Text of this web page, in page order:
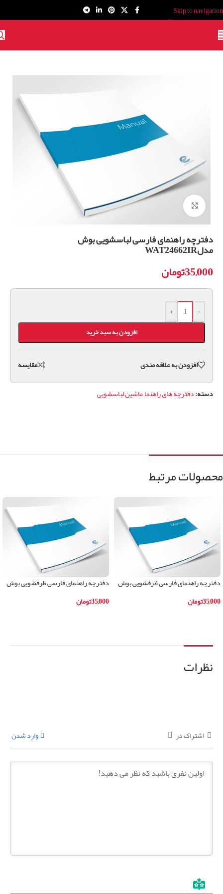
Skip to navigation
Skip to main content
برای بزرگنمایی کلیک کنید
دفترچه راهنمای فارسی لباسشویی بوش
مدلWAT24662IR
35,000تومان
-
+
افزودن به سبد خرید
افزودن به علاقه مندی مقايسه
دسته:دفترچه های راهنما,ماشین لباسشویی
محصولات مرتبط
دفترچه راهنمای فارسی ظرفشویی بوش
35,000تومان
دفترچه راهنمای فارسی ظرفشویی بوش
35,000تومان
نظرات
اشتراک در وارد شدن